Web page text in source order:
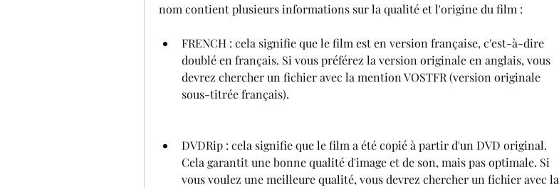
nom contient plusieurs informations sur la qualité et l'origine du film :
FRENCH : cela signifie que le film est en version française, c'est-à-dire
doublé en français. Si vous préférez la version originale en anglais, vous
devrez chercher un fichier avec la mention VOSTFR (version originale
sous-titrée français).
DVDRip : cela signifie que le film a été copié à partir d'un DVD original.
Cela garantit une bonne qualité d'image et de son, mais pas optimale. Si
vous voulez une meilleure qualité, vous devrez chercher un fichier avec la